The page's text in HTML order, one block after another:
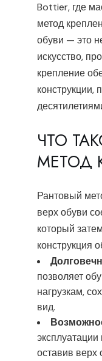
Bottier, где
метод
обуви — это
искусство,
крепление
конструкции,
ЧТО
МЕТОД
Рантовый
верх обуви
который
конструкция
позволяет
нагрузкам,
вид.
оставив верх